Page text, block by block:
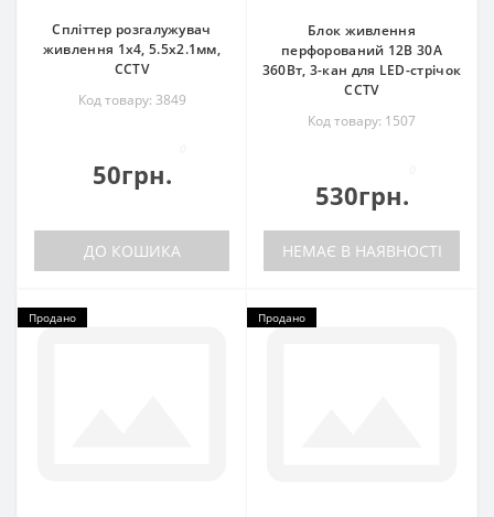
Спліттер розгалужувач
живлення 1x4, 5.5x2.1мм,
CCTV
Код товару: 3849
50грн.
ДО КОШИКА
Блок живлення
перфорований 12В 30А
360Вт, 3-кан для LED-стрічок
CCTV
Код товару: 1507
530грн.
НЕМАЄ В НАЯВНОСТІ
Продано Продано